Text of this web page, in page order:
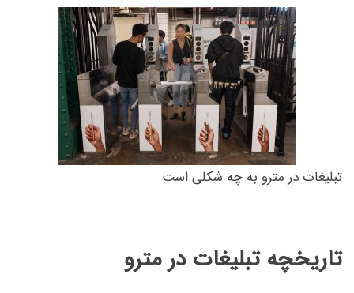
تبلیغات در مترو به چه شکلی است
تاریخچه تبلیغات در مترو